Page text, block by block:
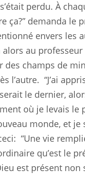
perdu. À
ça?” demanda le
envers les
au
champs de
l’autre. “J’ai
le dernier,
où je levais le
monde, et
“Une vie
qu’est le
est présent